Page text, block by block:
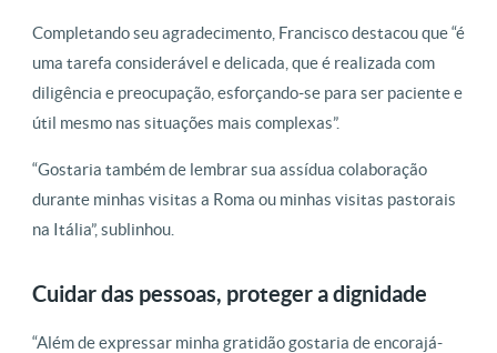
Completando seu agradecimento, Francisco destacou que “é
uma tarefa considerável e delicada, que é realizada com
diligência e preocupação, esforçando-se para ser paciente e
útil mesmo nas situações mais complexas”.
“Gostaria também de lembrar sua assídua colaboração
durante minhas visitas a Roma ou minhas visitas pastorais
na Itália”, sublinhou.
Cuidar das pessoas, proteger a dignidade
“Além de expressar minha gratidão gostaria de encorajá-